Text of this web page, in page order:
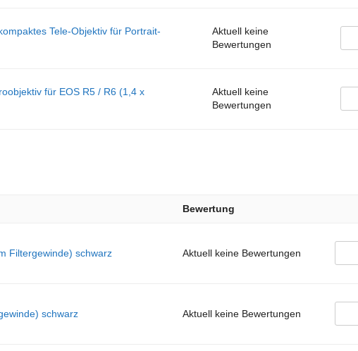
Tele-Objektiv für Portrait-
Aktuell keine
Bewertungen
für EOS R5 / R6 (1,4 x
Aktuell keine
Bewertungen
Bewertung
Filtergewinde) schwarz Aktuell keine Bewertungen
schwarz Aktuell keine Bewertungen